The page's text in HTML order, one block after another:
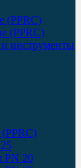
(PPRC)
(PPRC)
инструменты
PN 20